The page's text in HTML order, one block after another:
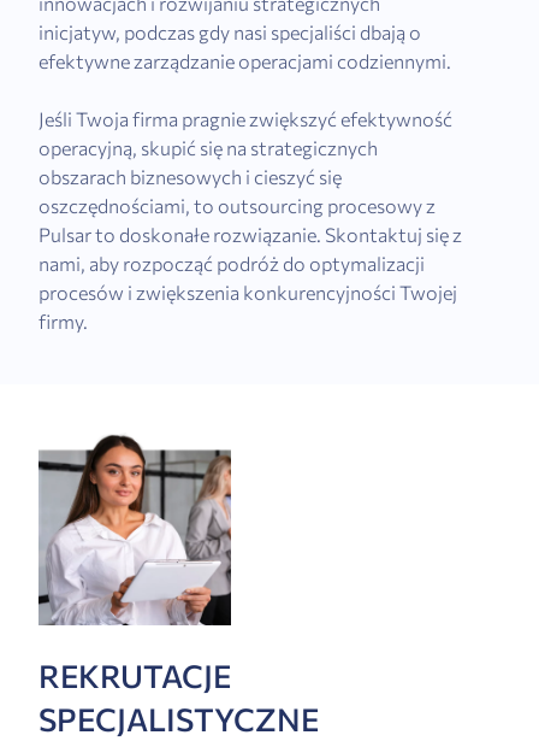
inicjatyw, podczas gdy nasi specjaliści dbają o
efektywne zarządzanie operacjami codziennymi.
Jeśli Twoja firma pragnie zwiększyć efektywność
operacyjną, skupić się na strategicznych
obszarach biznesowych i cieszyć się
oszczędnościami, to outsourcing procesowy z
Pulsar to doskonałe rozwiązanie. Skontaktuj się z
nami, aby rozpocząć podróż do optymalizacji
procesów i zwiększenia konkurencyjności Twojej
firmy.
REKRUTACJE
SPECJALISTYCZNE